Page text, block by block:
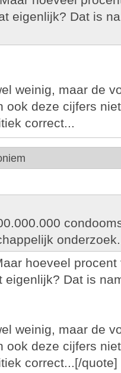
eigenlijk? Dat is
weinig, maar de
ook deze cijfers
correct...
hoeveel
eigenlijk? Dat is
weinig, maar de
ook deze cijfers
correct...[/quote]